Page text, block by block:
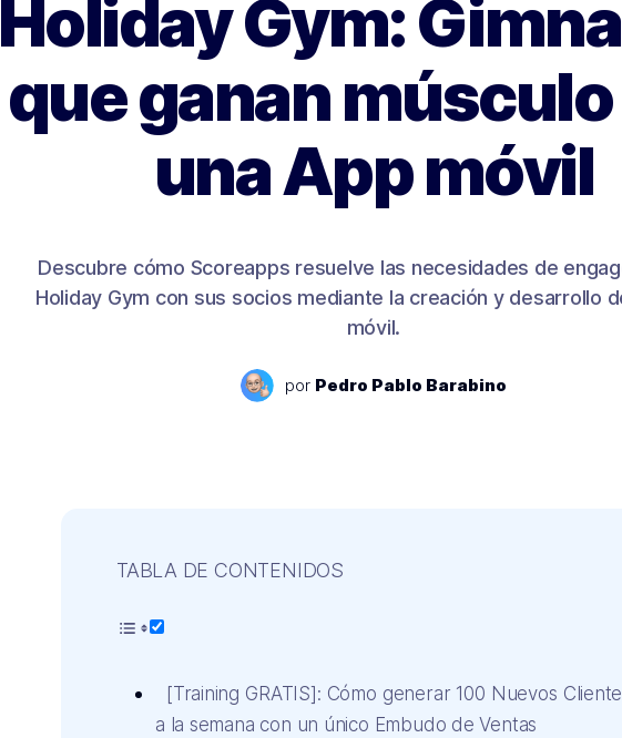
Holiday Gym:
que ganan
una App móvil
Descubre cómo Scoreapps resuelve las necesidades de
Holiday Gym con sus socios mediante la creación y desarrollo
móvil.
por Pedro Pablo Barabino
TABLA DE CONTENIDOS
[Training GRATIS]: Cómo generar 100 Nuevos
a la semana con un único Embudo de Ventas